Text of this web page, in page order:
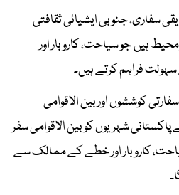
سفاری، جنوبی ایشیائی ثقافتی
محیط ہیں جو سیاحت، کاروبار اور
فراہم کرتے ہیں۔
کوششوں اور بین الاقوامی
شہریوں کو بین الاقوامی سفر
کاروبار اور خطے کے ممالک سے